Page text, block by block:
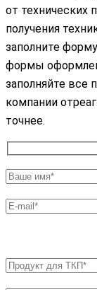
от технических
получения
заполните
формы
заполняйте все
компании
точнее.